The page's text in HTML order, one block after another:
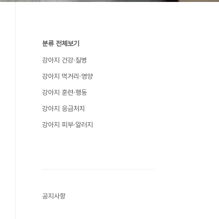
분류 전체보기
강아지 건강·질병
강아지 먹거리·영양
강아지 훈련·행동
강아지 응급처치
강아지 피부·알러지
공지사항